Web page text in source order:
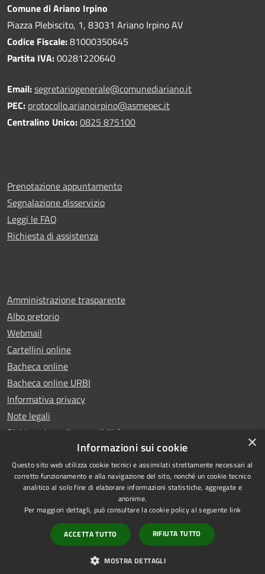
Comune di Ariano Irpino
Piazza Plebiscito, 1, 83031 Ariano Irpino AV
Codice Fiscale:81000350645
Partita IVA:00281220640
Email:segretariogenerale@comunediariano.it
PEC: protocollo.arianoirpino@asmepec.it
Centralino Unico:0825 875100
Prenotazione appuntamento
Segnalazione disservizio
Leggi le FAQ
Richiesta di assistenza
Amministrazione trasparente
Albo pretorio
Webmail
Cartellini online
Bacheca online
Bacheca online URBI
Informativa privacy
Note legali
Dichiarazione di accessibilità
RSS
Accessibilità
Copyright © 2025 Comune di
Ariano Irpino
Powered byMunicipium
Accesso redazione
×
Informazioni sui cookie
Questo sito web utilizza cookie tecnici e assimilati strettamente necessari al
corretto funzionamento e alla navigazione del sito, nonché un cookie tecnico
analitico al solo fine di elaborare informazioni statistiche, aggregate e
anonime.
Per maggiori dettagli, può consultare la cookie policy al seguente link
ACCETTA TUTTO RIFIUTA TUTTO
MOSTRA DETTAGLI